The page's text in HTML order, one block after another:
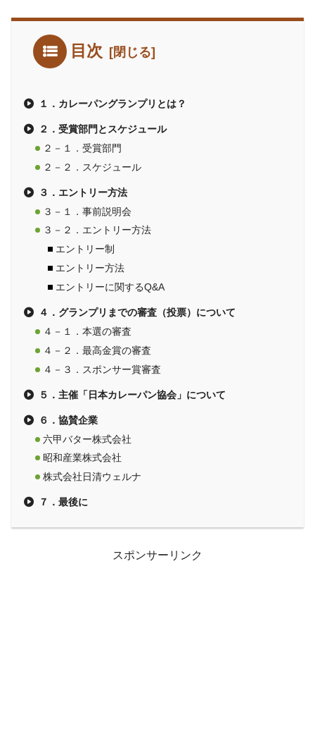
目次
１．カレーパングランプリとは？
２．受賞部門とスケジュール
２－１．受賞部門
２－２．スケジュール
３．エントリー方法
３－１．事前説明会
３－２．エントリー方法
エントリー制
エントリー方法
エントリーに関するQ&A
４．グランプリまでの審査（投票）について
４－１．本選の審査
４－２．最高金賞の審査
４－３．スポンサー賞審査
５．主催「日本カレーパン協会」について
６．協賛企業
六甲バター株式会社
昭和産業株式会社
株式会社日清ウェルナ
７．最後に
スポンサーリンク